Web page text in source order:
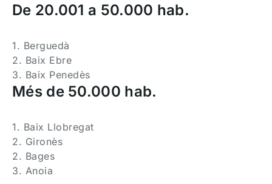
De 20.001 a 50.000 hab.
1. Berguedà
2. Baix Ebre
3. Baix Penedès
Més de 50.000 hab.
1. Baix Llobregat
2. Gironès
2. Bages
3. Anoia